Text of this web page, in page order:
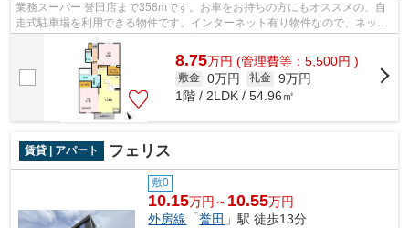
業務スーパー 誉田店まで358mです。お車をお持ちの方にもオススメの、自
走式駐車場を利用できる物件です。インターネット有り物件なので、ネット
をよく使う方におすすめです。千葉市緑...
8.75万円 (管理費等：5,500円 )
敷金 0万円 礼金 9万円
1階 / 2LDK / 54.96㎡
賃貸 | アパート フェリス
敷0
10.15万円～ 10.55万円
外房線 「誉田 」駅 徒歩13分